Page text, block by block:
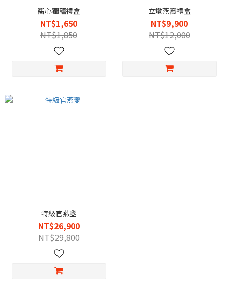
醬心獨蘊禮盒
NT$1,650
NT$1,850
立燉燕窩禮盒
NT$9,900
NT$12,000
特級官燕盞
NT$26,900
NT$29,800